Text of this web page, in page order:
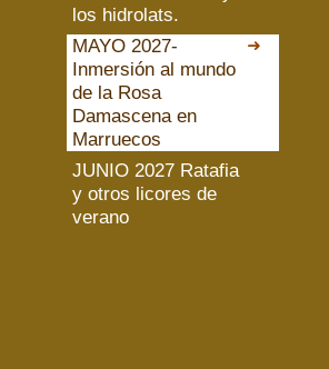
los hidrolats.
MAYO 2027-
Inmersión al mundo
de la Rosa
Damascena en
Marruecos
JUNIO 2027 Ratafia
y otros licores de
verano